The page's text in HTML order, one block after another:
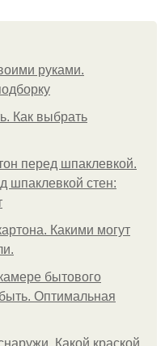
руками.
Как выбрать
перед шпаклевкой.
шпаклевкой стен:
Какими могут
бытового
Оптимальная
Какой краской